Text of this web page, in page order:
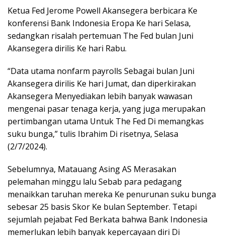
Ketua Fed Jerome Powell Akansegera berbicara Ke
konferensi Bank Indonesia Eropa Ke hari Selasa,
sedangkan risalah pertemuan The Fed bulan Juni
Akansegera dirilis Ke hari Rabu.
“Data utama nonfarm payrolls Sebagai bulan Juni
Akansegera dirilis Ke hari Jumat, dan diperkirakan
Akansegera Menyediakan lebih banyak wawasan
mengenai pasar tenaga kerja, yang juga merupakan
pertimbangan utama Untuk The Fed Di memangkas
suku bunga,” tulis Ibrahim Di risetnya, Selasa
(2/7/2024).
Sebelumnya, Matauang Asing AS Merasakan
pelemahan minggu lalu Sebab para pedagang
menaikkan taruhan mereka Ke penurunan suku bunga
sebesar 25 basis Skor Ke bulan September. Tetapi
sejumlah pejabat Fed Berkata bahwa Bank Indonesia
memerlukan lebih banyak kepercayaan diri Di